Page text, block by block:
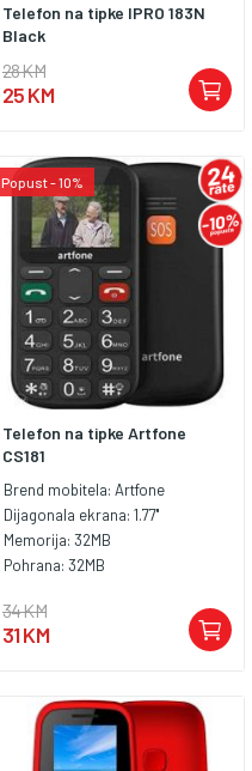
Telefon na tipke IPRO 183N
Black
28 KM
25 KM
Popust - 10%
Telefon na tipke Artfone
CS181
Brend mobitela: Artfone
Dijagonala ekrana: 1.77''
Memorija: 32MB
Pohrana: 32MB
34 KM
31 KM